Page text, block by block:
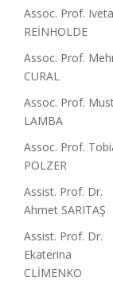
Assoc. Prof. Iveta
REİNHOLDE
Assoc. Prof.
CURAL
Assoc. Prof.
LAMBA
Assoc. Prof.
POLZER
Assist. Prof. Dr.
Ahmet SARITAŞ
Assist. Prof. Dr.
Ekaterina
CLİMENKO